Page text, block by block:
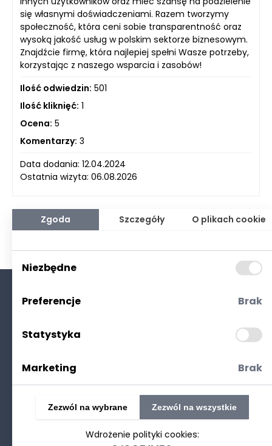
się własnymi doświadczeniami. Razem tworzymy
społeczność, która ceni sobie transparentność oraz
wysoką jakość usług w polskim sektorze biznesowym.
Znajdźcie firmę, która najlepiej spełni Wasze potrzeby,
korzystając z naszego wsparcia i zasobów!
Ilość odwiedzin: 501
Ilość kliknięć: 1
Ocena: 5
Komentarzy: 3
Data dodania: 12.04.2024
Ostatnia wizyta: 06.08.2026
Polityka prywatności
©2025 Realizacjastrony www: Technetium.pl
Zgoda Szczegóły O plikach cookie
Niezbędne
Preferencje Brak
Statystyka
Marketing Brak
Wdrożenie polityki cookies:
Zezwól na wybrane Zezwól na wszystkie